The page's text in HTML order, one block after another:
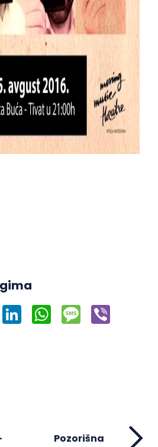
LinkedInWhatsApp
Message
Pozorišna